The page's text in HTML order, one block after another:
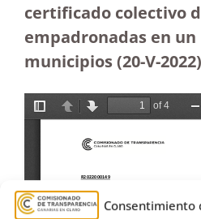
Consentimiento
certificado colectivo
empadronadas en
municipios (20-V-2022)